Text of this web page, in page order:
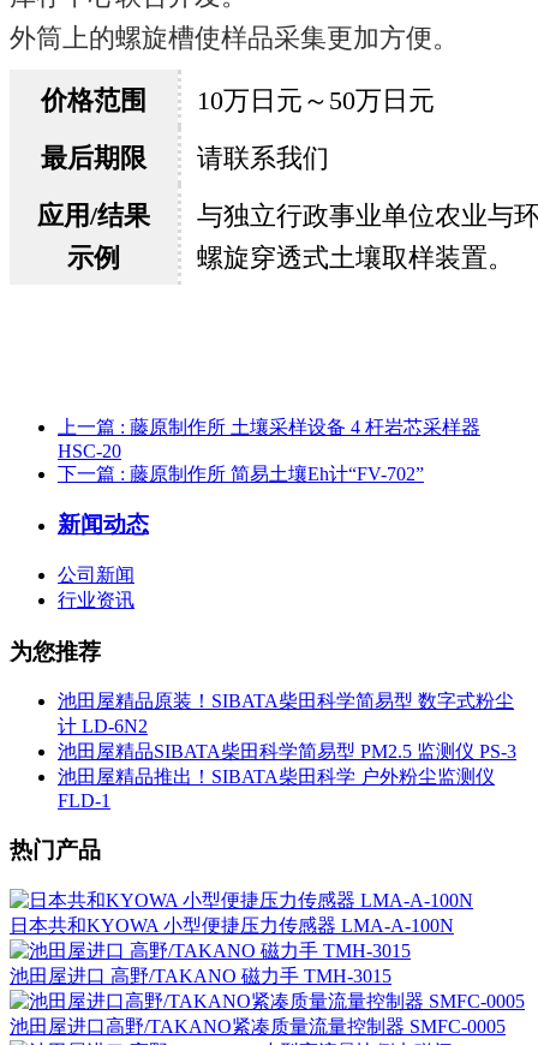
外筒上的螺旋槽使样品采集更加方便。
价格范围
10万日元～50万日元
最后期限
请联系我们
应用/结果
示例
与独立行政事业单位农业与
螺旋穿透式土壤取样装置。
上一篇 : 藤原制作所 土壤采样设备 4 杆岩芯采样器
HSC-20
下一篇 : 藤原制作所 简易土壤Eh计“FV-702”
新闻动态
公司新闻
行业资讯
为您推荐
池田屋精品原装！SIBATA柴田科学简易型 数字式粉尘
计 LD-6N2
池田屋精品SIBATA柴田科学简易型 PM2.5 监测仪 PS-3
池田屋精品推出！SIBATA柴田科学 户外粉尘监测仪
FLD-1
热门产品
日本共和KYOWA 小型便捷压力传感器 LMA-A-100N
池田屋进口 高野/TAKANO 磁力手 TMH-3015
池田屋进口高野/TAKANO紧凑质量流量控制器 SMFC-0005